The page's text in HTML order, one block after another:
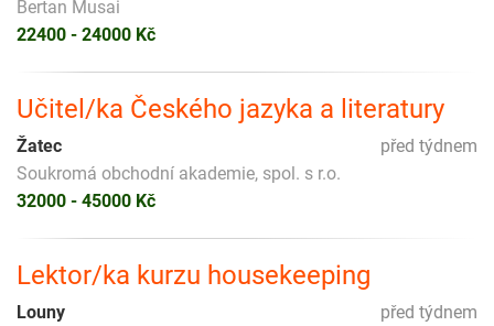
Bertan Musai
22400 - 24000 Kč
Učitel/ka Českého jazyka a literatury
před týdnem
Žatec
Soukromá obchodní akademie, spol. s r.o.
32000 - 45000 Kč
Lektor/ka kurzu housekeeping
před týdnem
Louny